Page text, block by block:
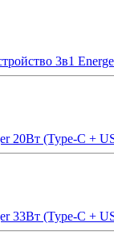
3в1
20Вт (Type-C +
33Вт (Type-C +